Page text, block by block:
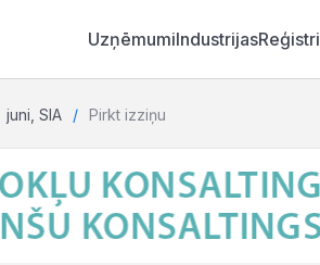
UzņēmumiIndustrijasReģistri
juni, SIA Pirkt izziņu